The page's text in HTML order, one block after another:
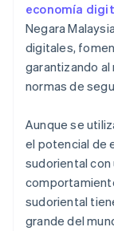
economía
Negara
digitales,
garantizando
normas de
Aunque se
el potencial de
sudoriental
sudoriental
grande del